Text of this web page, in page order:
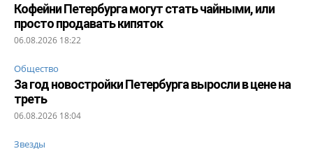
Кофейни Петербурга могут стать чайными, или
просто продавать кипяток
06.08.2026 18:22
Общество
За год новостройки Петербурга выросли в цене на
треть
06.08.2026 18:04
Звезды